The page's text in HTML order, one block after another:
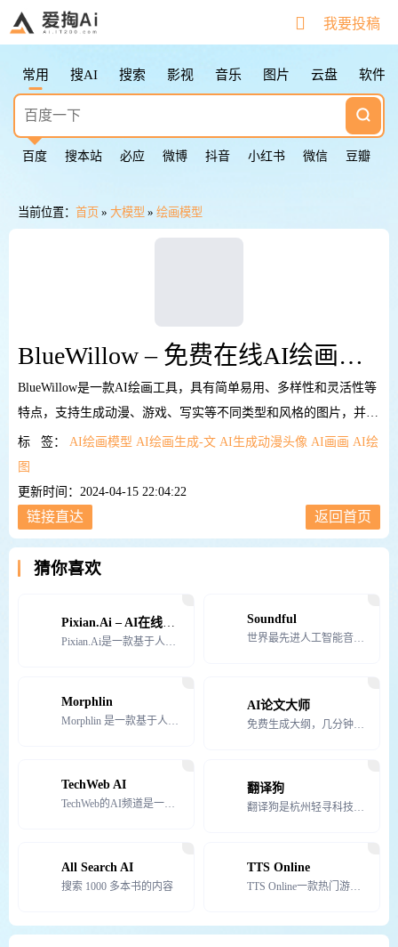
切换下一个
Esc
返回第一个
鼠标点击图标 切换下一个
我要投稿
常用 搜AI 搜索 影视 音乐 图片 云盘 软件
百度 搜本站 必应 微博 抖音 小红书 微信 豆瓣
当前位置： 首页 » 大模型 » 绘画模型
BlueWillow – 免费在线AI绘画平台
BlueWillow是一款AI绘画工具，具有简单易用、多样性和灵活性等
特点，支持生成动漫、游戏、写实等不同类型和风格的图片，并且
可以通过简单的在线工具体调整生成图片的效果。
标 签： AI绘画模型 AI绘画生成-文 AI生成动漫头像 AI画画 AI绘
图
更新时间：2024-04-15 22:04:22
链接直达 返回首页
猜你喜欢
Pixian.Ai – AI在线去除图片背景
Pixian.Ai是一款基于人工智能的在线工具，具有去除图片背景的功能。
Soundful
世界最先进人工智能音乐 生成器 Sound
Morphlin
Morphlin 是一款基于人工智能的工具，旨在通过为交易者提供有效的借贷策略、网格策略以及跨市场和
AI论文大师
免费生成大纲，几分钟搞定万字论文初稿-基于GPT4.0，免费附带答辩PPT、开题报告、任务书，包过查
TechWeb AI
TechWeb的AI频道是一个专注于人工智能领域的在线平台。它提供最新的人工智能新闻和信息，涉及多个
翻译狗
翻译狗是杭州轻寻科技有限公司旗下运营的翻译平台，专注于提供行业数据服务的高科技企业。该平台通过大数据
All Search AI
搜索 1000 多本书的内容
TTS Online
TTS Online一款热门游戏角色语音生成器，提供200多种声音选择，并支持多款热门游戏角色语音生